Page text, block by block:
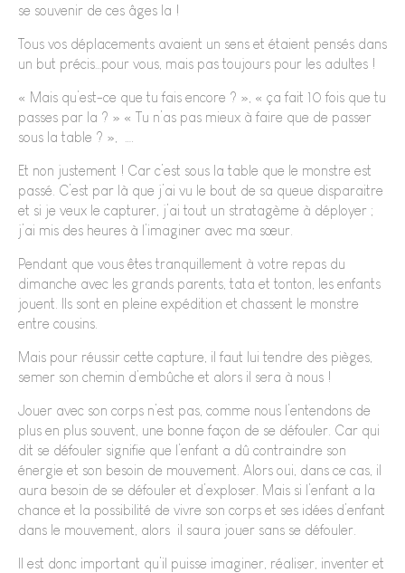
se souvenir de ces âges la !
Tous vos déplacements avaient un sens et étaient pensés dans
un but précis…pour vous, mais pas toujours pour les adultes !
« Mais qu’est-ce que tu fais encore ? », « ça fait 10 fois que tu
passes par la ? » « Tu n’as pas mieux à faire que de passer
sous la table ? », ….
Et non justement ! Car c’est sous la table que le monstre est
passé. C’est par là que j’ai vu le bout de sa queue disparaitre
et si je veux le capturer, j’ai tout un stratagème à déployer ;
j’ai mis des heures à l’imaginer avec ma sœur.
Pendant que vous êtes tranquillement à votre repas du
dimanche avec les grands parents, tata et tonton, les enfants
jouent. Ils sont en pleine expédition et chassent le monstre
entre cousins.
Mais pour réussir cette capture, il faut lui tendre des pièges,
semer son chemin d’embûche et alors il sera à nous !
Jouer avec son corps n’est pas, comme nous l’entendons de
plus en plus souvent, une bonne façon de se défouler. Car qui
dit se défouler signifie que l’enfant a dû contraindre son
énergie et son besoin de mouvement. Alors oui, dans ce cas, il
aura besoin de se défouler et d’exploser. Mais si l’enfant a la
chance et la possibilité de vivre son corps et ses idées d’enfant
dans le mouvement, alors il saura jouer sans se défouler.
Il est donc important qu’il puisse imaginer, réaliser, inventer et